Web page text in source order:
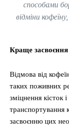
способами
відміни
Краще
Відмова від
таких поживних
зміцнення кісток
транспортування
засвоєнню цих